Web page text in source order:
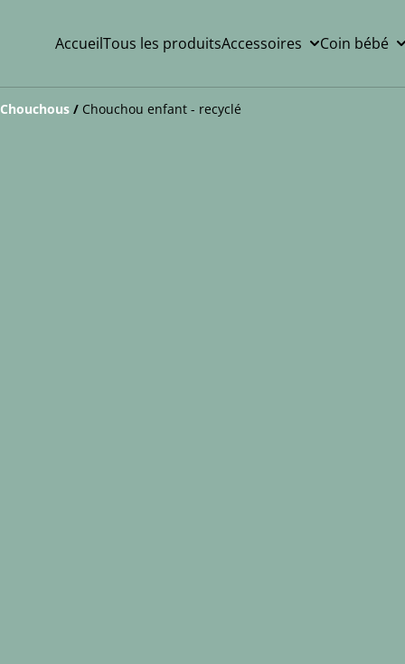
AccueilTous les produitsAccessoires Coin bébé
Chouchous / Chouchou enfant - recyclé